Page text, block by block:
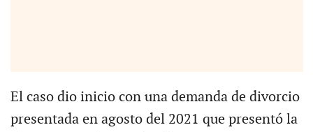
El caso dio inicio con una demanda de divorcio
presentada en agosto del 2021 que presentó la